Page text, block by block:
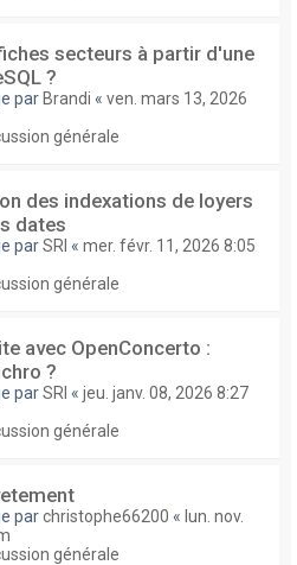
secteurs à partir d'une
?
par Brandi « ven. mars 13, 2026
générale
des indexations de loyers
dates
parSRI « mer. févr. 11, 2026 8:05
générale
avec OpenConcerto :
?
parSRI « jeu. janv. 08, 2026 8:27
générale
parchristophe66200 « lun. nov.
générale